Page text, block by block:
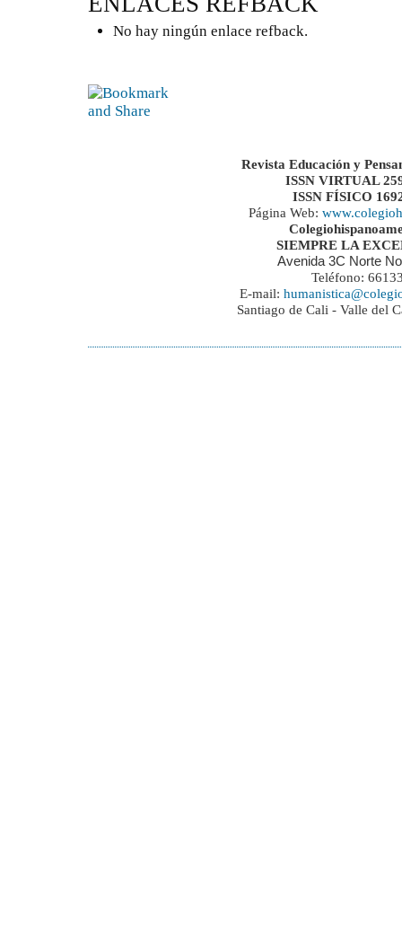
No hay ningún enlace refback.
Revista Educación y
ISSN VIRTUAL
ISSN FÍSICO
Página Web:
SIEMPRE LA
Avenida 3C Norte
Teléfono:
E-mail:
Santiago de Cali - Valle del